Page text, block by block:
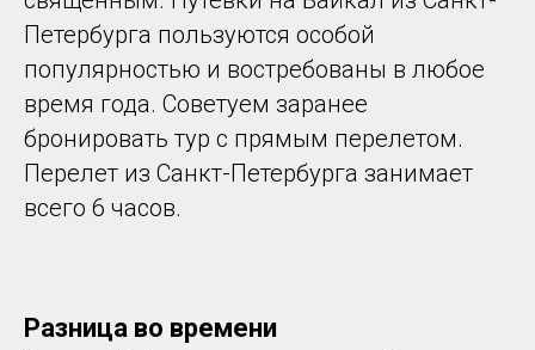
Петербурга пользуются особой
популярностью и востребованы в любое
время года. Советуем заранее
бронировать тур с прямым перелетом.
Перелет из Санкт-Петербурга занимает
всего 6 часов.
Разница во времени